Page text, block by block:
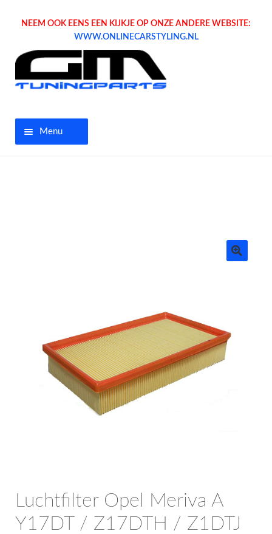
NEEM OOK EENS EEN KIJKJE OP ONZE ANDERE WEBSITE:
WWW.ONLINECARSTYLING.NL
Menu
Bedrijfswagen parts
Contact
Inloggen / Registreren
Luchtfilter Opel Meriva A
Y17DT / Z17DTH / Z1DTJ